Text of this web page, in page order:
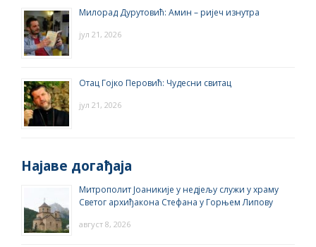
Милорад Дурутовић: Амин – ријеч изнутра
јул 21, 2026
Отац Гојко Перовић: Чудесни свитац
јул 21, 2026
Најаве догађаја
Митрополит Јоаникије у недјељу служи у храму
Светог архиђакона Стефана у Горњем Липову
август 8, 2026